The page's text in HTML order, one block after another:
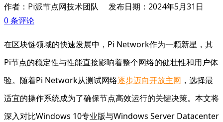
作者：Pi派节点网技术团队 发布日期： 2024年5月31日
0 条评论
在区块链领域的快速发展中，Pi Network作为一颗新星，其
Pi节点的稳定性与性能直接影响着整个网络的健壮性和用户体
验。随着Pi Network从测试网络逐步迈向开放主网 ，选择最
适宜的操作系统成为了确保节点高效运行的关键决策。本文将
深入对比Windows 10专业版与Windows Server Datacenter